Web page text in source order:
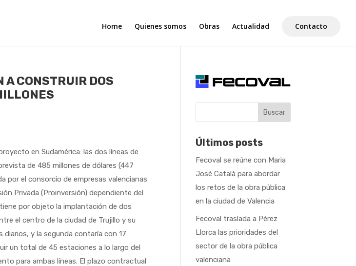
Home Quienes somos Obras Actualidad Contacto
A CONSTRUIR DOS
en Sudamérica: las dos líneas de
de 485 millones de dólares (447
por el consorcio de empresas valencianas
Privada (Proinversión) dependiente del
por objeto la implantación de dos
el centro de la ciudad de Trujillo y su
y la segunda contaría con 17
un total de 45 estaciones a lo largo del
para ambas líneas. El plazo contractual
Buscar
Últimos posts
Fecoval se reúne con Maria
José Català para abordar
los retos de la obra pública
en la ciudad de Valencia
Fecoval traslada a Pérez
Llorca las prioridades del
sector de la obra pública
valenciana